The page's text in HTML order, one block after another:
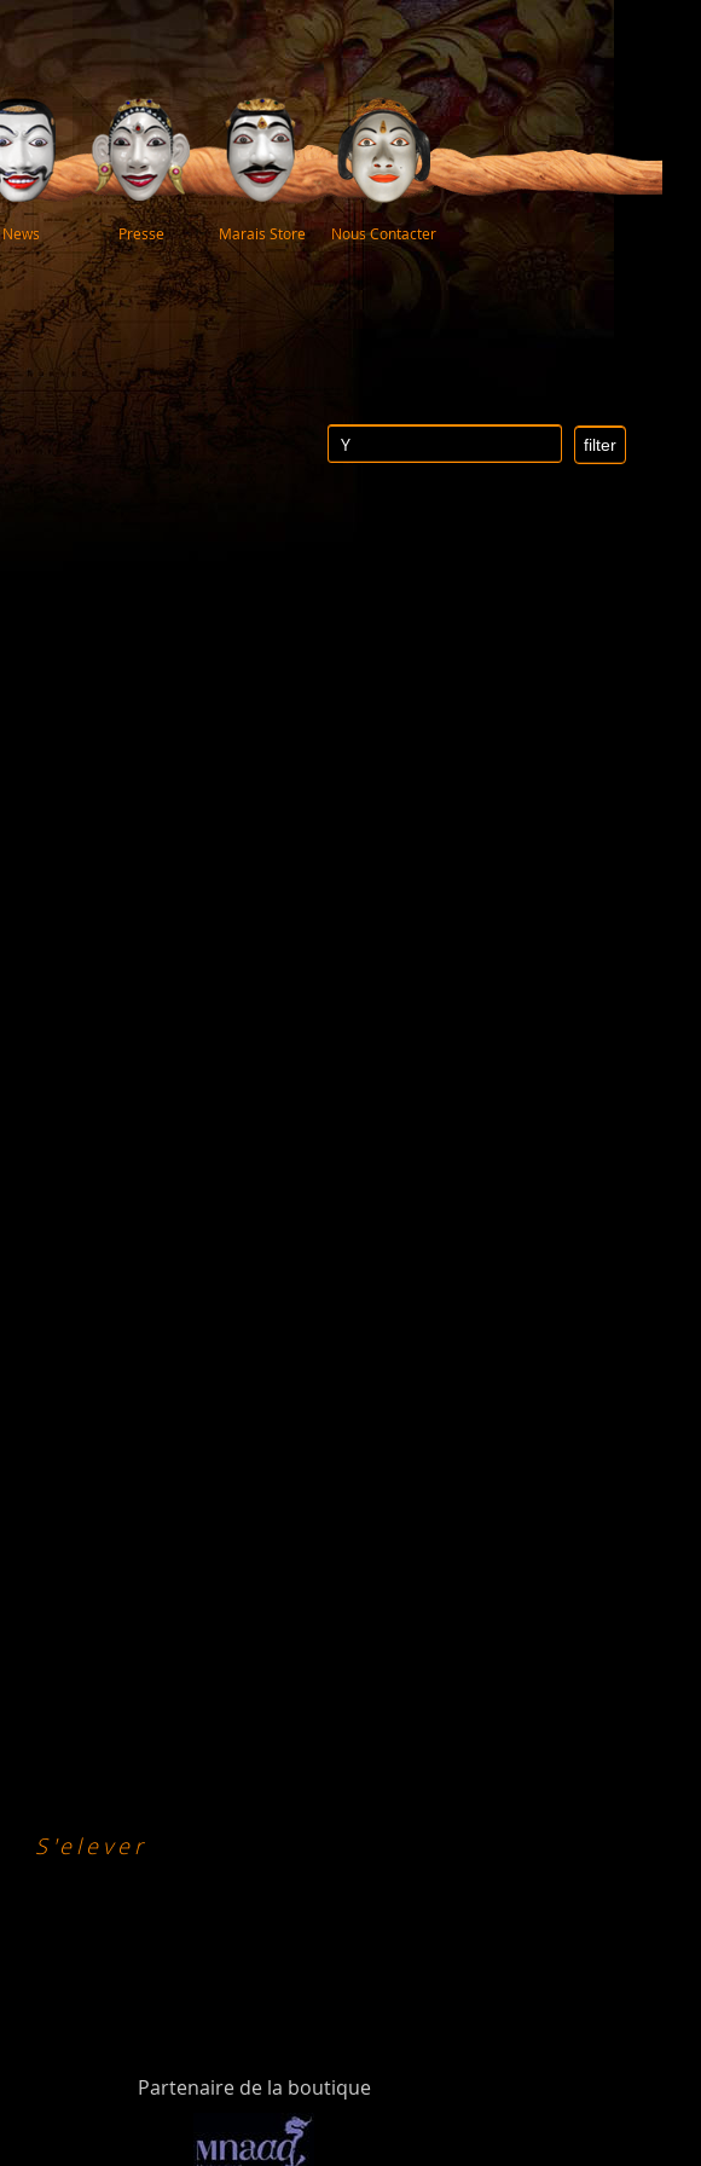
News Presse Marais Store Nous Contacter
S'elever
Partenaire de la boutique